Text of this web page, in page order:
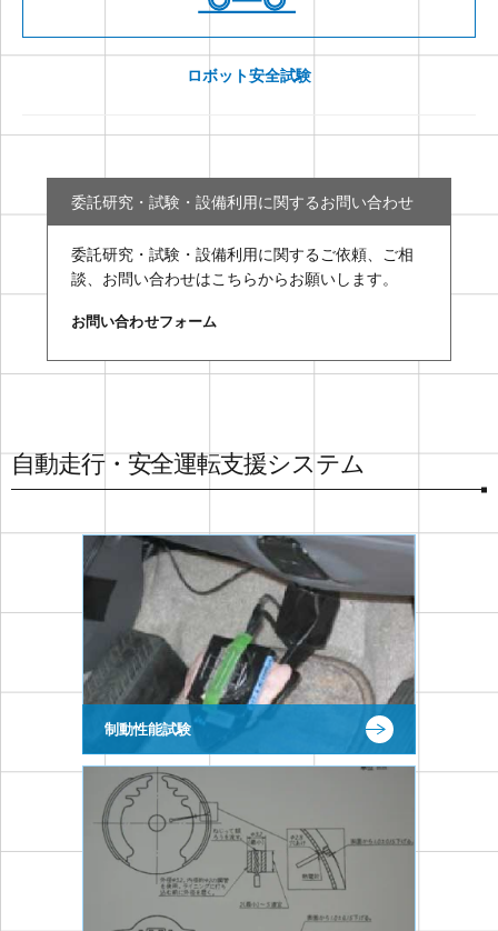
ロボット安全試験
委託研究・試験・設備利用に関するお問い合わせ
委託研究・試験・設備利用に関するご依頼、ご相
談、お問い合わせはこちらからお願いします。
お問い合わせフォーム
自動走行・安全運転支援システム
制動性能試験